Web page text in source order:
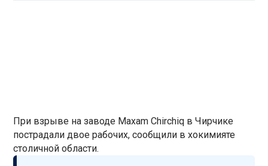
При взрыве на заводе Maxam Chirchiq в Чирчике
пострадали двое рабочих, сообщили в хокимияте
столичной области.